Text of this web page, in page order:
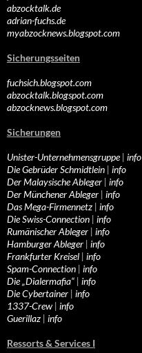
abzocktalk.de
adrian-fuchs.de
myabzocknews.blogspot.com
Sicherungsseiten
fuchsich.blogspot.com
abzocktalk.blogspot.com
abzocknews.blogspot.com
Sicherungen
Unister-Unternehmensgruppe| info
Die Gebrüder Schmidtlein | info
Der Malaysische Ableger | info
Der Münchener Ableger | info
Das Mega-Firmennetz | info
Die Swiss-Connection | info
Rumänischer Ableger | info
Hamburger Ableger | info
Frankfurter Kreisel | info
Spam-Connection | info
Die „Dialermafia“ | info
Die Cybertainer | info
1337-Crew | info
Guerillaz | info
Ressorts & Services I